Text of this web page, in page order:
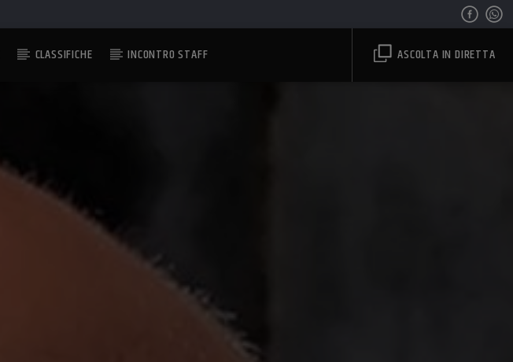
CLASSIFICHE INCONTRO STAFF ASCOLTA IN DIRETTA